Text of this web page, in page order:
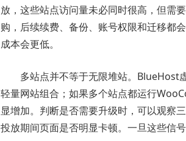
放，这些站点访问量未必同时很高，但需
购，后续续费、备份、账号权限和迁移都
成本会更低。
多站点并不等于无限堆站。BlueHost
轻量网站组合；如果多个站点都运行
显增加。判断是否需要升级时，可以观察
投放期间页面是否明显卡顿。一旦这些信